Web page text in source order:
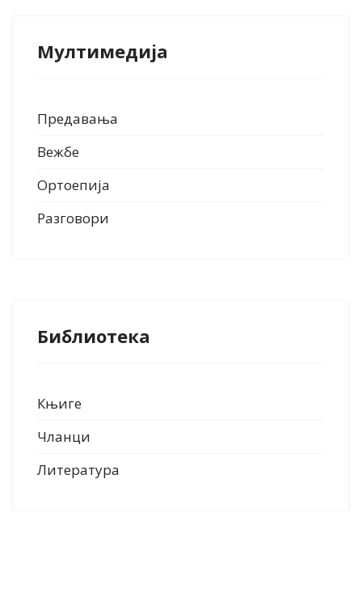
Мултимедија
Предавања
Вежбе
Ортоепија
Разговори
Библиотека
Књиге
Чланци
Литература